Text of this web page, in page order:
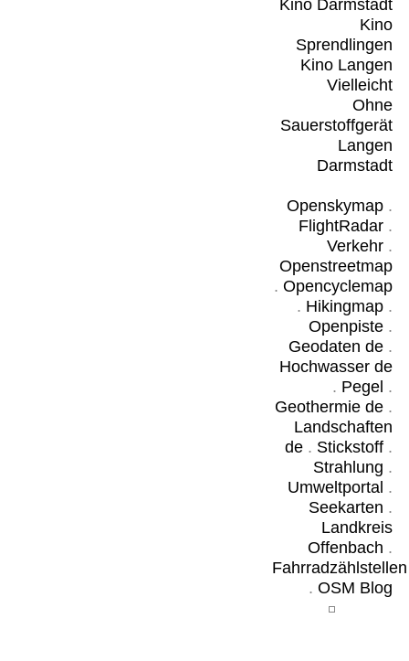
Kino Darmstadt
Kino
Sprendlingen
Kino Langen
Vielleicht
Ohne
Sauerstoffgerät
Langen
Darmstadt
Openskymap.
FlightRadar.
Verkehr.
Openstreetmap
. Opencyclemap
. Hikingmap.
Openpiste.
Geodaten de.
Hochwasser de
. Pegel .
Geothermie de.
Landschaften
de. Stickstoff.
Strahlung .
Umweltportal .
Seekarten .
Landkreis
Offenbach .
Fahrradzählstellen
. OSM Blog